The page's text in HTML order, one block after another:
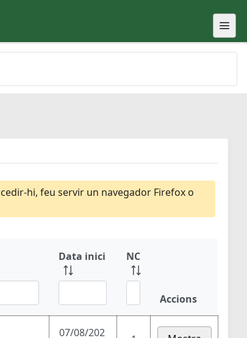
hi, feu servir un navegador Firefox o
Data inici NC
Accions
07/08/202